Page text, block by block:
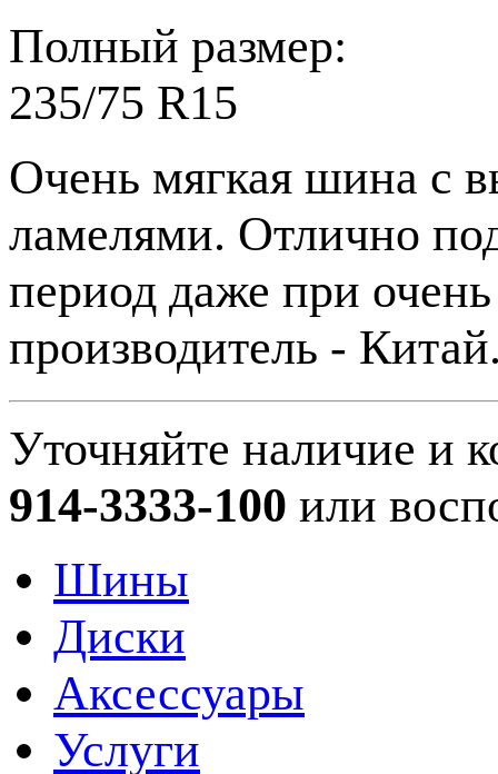
Полный размер:
235/75 R15
Очень мягкая шина с
ламелями. Отлично
период даже при
производитель -
Уточняйте наличие и
914-3333-100 или
Шины
Диски
Аксессуары
Услуги